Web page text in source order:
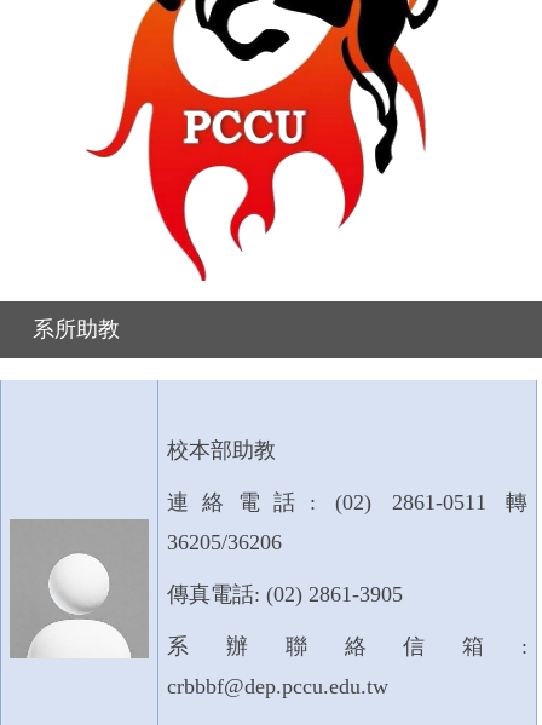
系所助教
校本部助教
連絡電話: (02) 2861-0511 轉
36205/36206
傳真電話: (02) 2861-3905
系辦聯絡信箱:
crbbbf@dep.pccu.edu.tw